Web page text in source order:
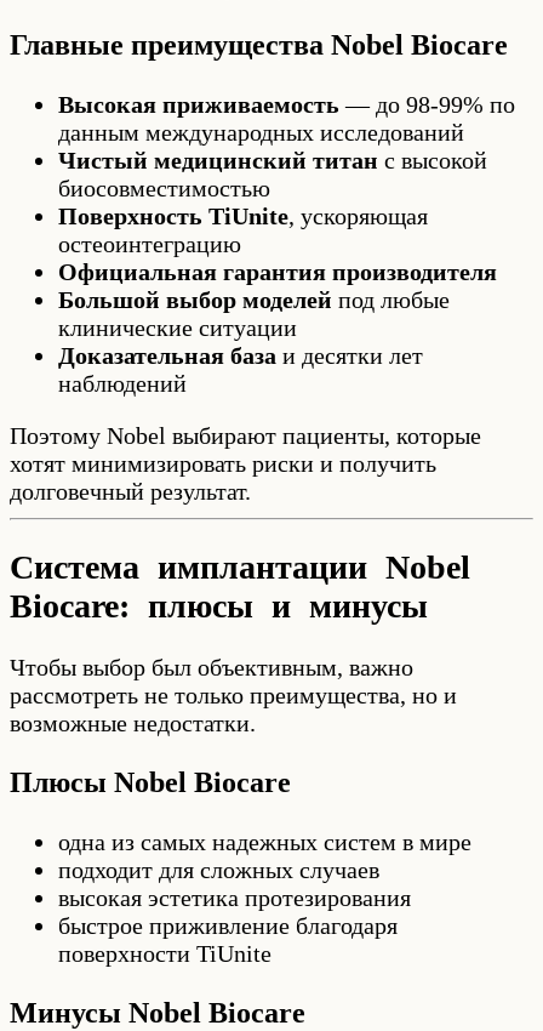
Главные преимущества Nobel Biocare
Высокая приживаемость — до 98-99% по
данным международных исследований
Чистый медицинский титан с высокой
биосовместимостью
Поверхность TiUnite, ускоряющая
остеоинтеграцию
Официальная гарантия производителя
Большой выбор моделей под любые
клинические ситуации
Доказательная база и десятки лет
наблюдений
Поэтому Nobel выбирают пациенты, которые
хотят минимизировать риски и получить
долговечный результат.
Система имплантации Nobel
Biocare: плюсы и минусы
Чтобы выбор был объективным, важно
рассмотреть не только преимущества, но и
возможные недостатки.
Плюсы Nobel Biocare
одна из самых надежных систем в мире
подходит для сложных случаев
высокая эстетика протезирования
быстрое приживление благодаря
поверхности TiUnite
Минусы Nobel Biocare